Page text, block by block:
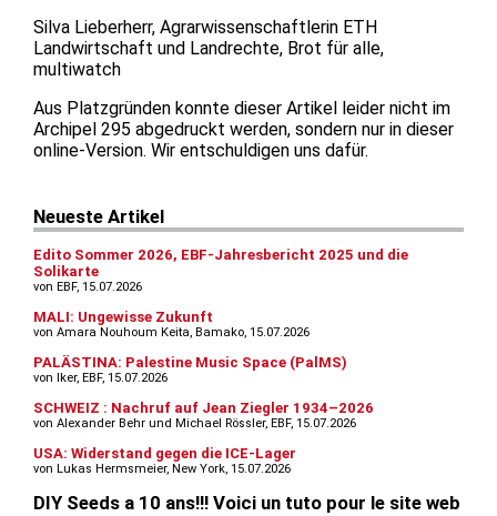
Silva Lieberherr, Agrarwissenschaftlerin ETH
Landwirtschaft und Landrechte, Brot für alle,
multiwatch
Aus Platzgründen konnte dieser Artikel leider nicht im
Archipel 295 abgedruckt werden, sondern nur in dieser
online-Version. Wir entschuldigen uns dafür.